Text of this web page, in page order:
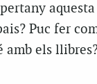
Puc fer
els llibres?